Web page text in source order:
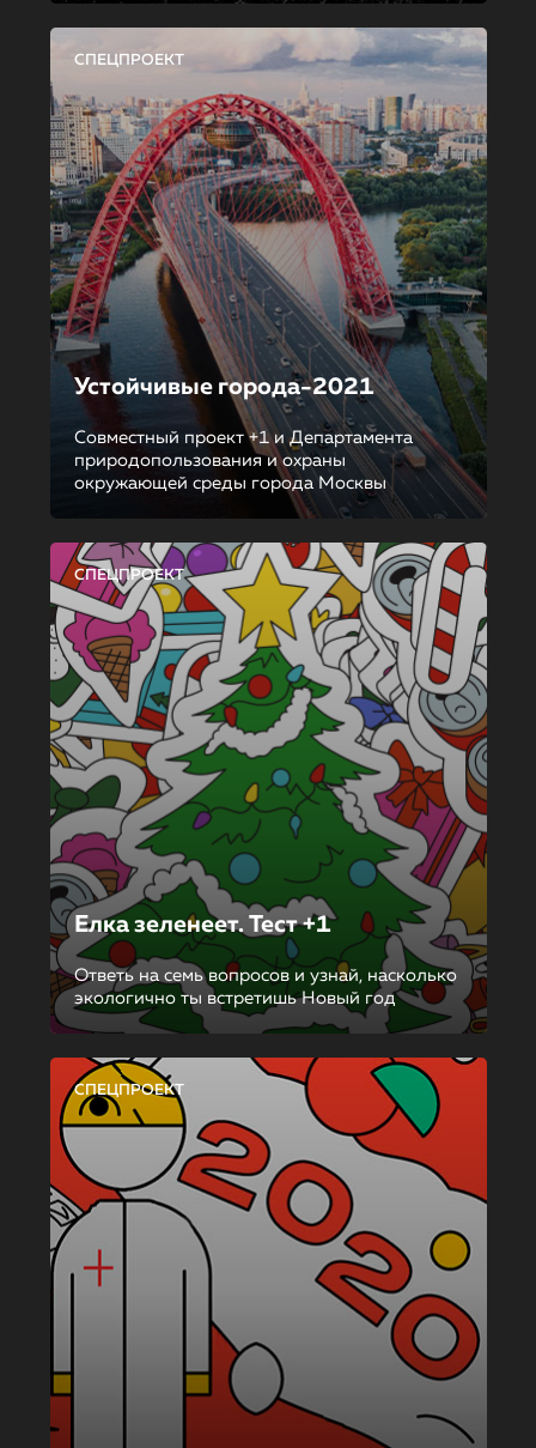
СПЕЦПРОЕКТ
Устойчивые города-2021
Совместный проект +1 и Департамента
природопользования и охраны
окружающей среды города Москвы
СПЕЦПРОЕКТ
Елка зеленеет. Тест +1
Ответь на семь вопросов и узнай, насколько
экологично ты встретишь Новый год
СПЕЦПРОЕКТ